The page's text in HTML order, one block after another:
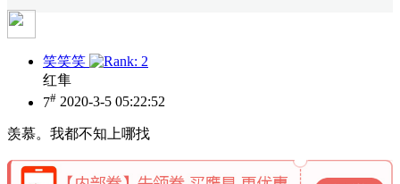
笑笑笑
红隼
7# 2020-3-5 05:22:52
羡慕。我都不知上哪找